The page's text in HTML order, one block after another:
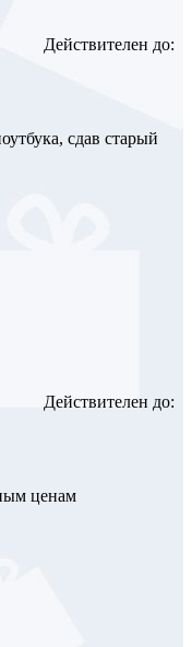
Действителен до:
сдав старый
Действителен до:
ценам